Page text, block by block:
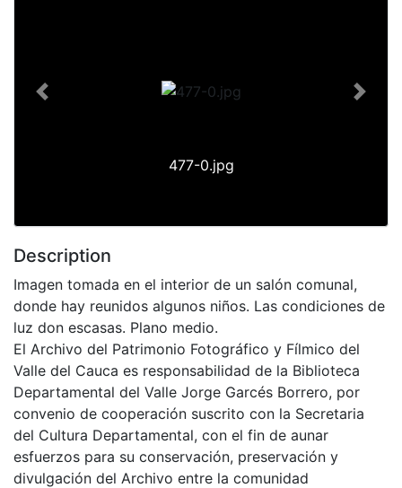
477-0.jpg
Previous Next
Description
Imagen tomada en el interior de un salón comunal,
donde hay reunidos algunos niños. Las condiciones de
luz don escasas. Plano medio.
El Archivo del Patrimonio Fotográfico y Fílmico del
Valle del Cauca es responsabilidad de la Biblioteca
Departamental del Valle Jorge Garcés Borrero, por
convenio de cooperación suscrito con la Secretaria
del Cultura Departamental, con el fin de aunar
esfuerzos para su conservación, preservación y
divulgación del Archivo entre la comunidad